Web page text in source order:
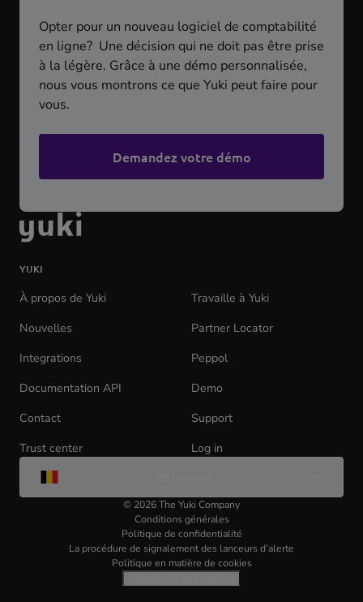
Opter pour un nouveau logiciel de comptabilité
en ligne? Une décision qui ne doit pas être prise
à la légère. Grâce à une démo personnalisée,
nous vous montrons ce que Yuki peut faire pour
vous.
Demandez votre démo
aller
à
page
d'accueil
YUKI
À propos de Yuki Travaille à Yuki
new
Nouvelles
Partner Locator
Integrations
Peppol
Documentation API
Demo
Contact
Support
Trust center
Log in
tab)
langue
© 2026The Yuki Company
Conditions générales
Politique de confidentialité
La procédure de signalement des lanceurs d’alerte
Politique en matière de cookies